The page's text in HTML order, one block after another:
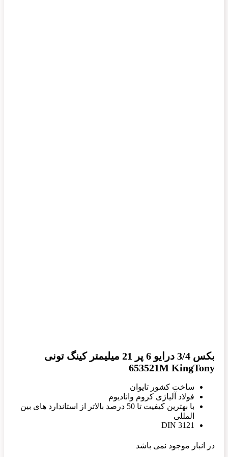
بکس 3/4 درایو 6 پر 21 میلیمتر کینگ تونی
653521M KingTony
ساخت کشور تایوان
فولاد آلیاژی کروم وانادیوم
با بهترین کیفیت تا 50 درصد بالاتر از استاندارد های بین
المللی
DIN 3121
در انبار موجود نمی باشد